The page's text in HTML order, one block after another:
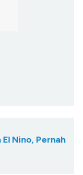
Nino, Pernah